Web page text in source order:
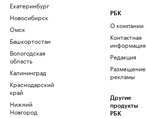
Екатеринбург
Новосибирск
Омск
Башкортостан
Вологодская
область
Калининград
Краснодарский
край
Нижний
Новгород
РБК
О компании
Контактная
информация
Редакция
Размещение
рекламы
Другие
продукты
РБК